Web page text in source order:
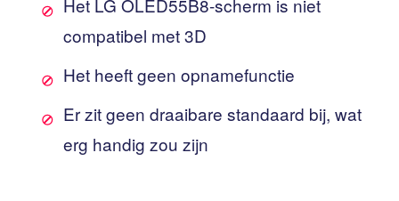
Het LG OLED55B8-scherm is niet
compatibel met 3D
Het heeft geen opnamefunctie
Er zit geen draaibare standaard bij, wat
erg handig zou zijn